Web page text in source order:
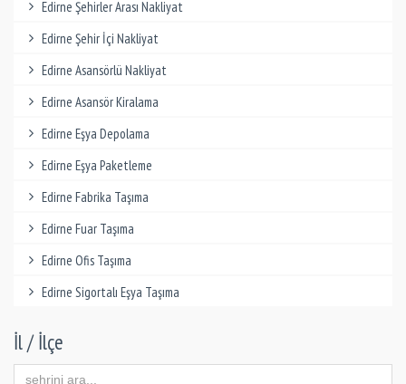
Edirne Şehirler Arası Nakliyat
Edirne Şehir İçi Nakliyat
Edirne Asansörlü Nakliyat
Edirne Asansör Kiralama
Edirne Eşya Depolama
Edirne Eşya Paketleme
Edirne Fabrika Taşıma
Edirne Fuar Taşıma
Edirne Ofis Taşıma
Edirne Sigortalı Eşya Taşıma
İl / İlçe